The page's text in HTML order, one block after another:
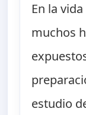
En la
muchos
estudio